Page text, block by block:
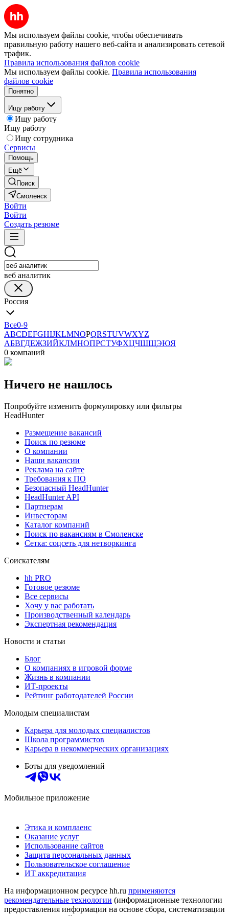
Мы используем файлы cookie, чтобы обеспечивать
правильную работу нашего веб-сайта и анализировать сетевой
трафик.
Правила использования файлов cookie
Мы используем файлы cookie. Правила использования
файлов cookie
Понятно
Ищу работу
Ищу работу
Ищу работу
Ищу сотрудника
Сервисы
Помощь
Ещё
Поиск
Смоленск
Войти
Войти
Создать резюме
веб аналитик
Россия
Все0-9
ABCDEFGHIJKLMNOPQRSTUVWXYZ
АБВГДЕЖЗИЙКЛМНОПРСТУФХЦЧШЩЭЮЯ
0 компаний
Ничего не нашлось
Попробуйте изменить формулировку или фильтры
HeadHunter
Размещение вакансий
Поиск по резюме
О компании
Наши вакансии
Реклама на сайте
Требования к ПО
Безопасный HeadHunter
HeadHunter API
Партнерам
Инвесторам
Каталог компаний
Поиск по вакансиям в Смоленске
Сетка: соцсеть для нетворкинга
Соискателям
hh PRO
Готовое резюме
Все сервисы
Хочу у вас работать
Производственный календарь
Экспертная рекомендация
Новости и статьи
Блог
О компаниях в игровой форме
Жизнь в компании
ИТ-проекты
Рейтинг работодателей России
Молодым специалистам
Карьера для молодых специалистов
Школа программистов
Карьера в некоммерческих организациях
Боты для уведомлений
Мобильное приложение
Этика и комплаенс
Оказание услуг
Использование сайтов
Защита персональных данных
Пользовательское соглашение
ИТ аккредитация
На информационном ресурсе hh.ru применяются
рекомендательные технологии (информационные технологии
предоставления информации на основе сбора, систематизации